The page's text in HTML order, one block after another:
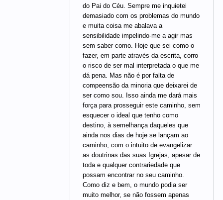
do Pai do Céu. Sempre me inquietei
demasiado com os problemas do mundo
e muita coisa me abalava a
sensibilidade impelindo-me a agir mas
sem saber como. Hoje que sei como o
fazer, em parte através da escrita, corro
o risco de ser mal interpretada o que me
dá pena. Mas não é por falta de
compeensão da minoria que deixarei de
ser como sou. Isso ainda me dará mais
força para prosseguir este caminho, sem
esquecer o ideal que tenho como
destino, à semelhança daqueles que
ainda nos dias de hoje se lançam ao
caminho, com o intuito de evangelizar
as doutrinas das suas Igrejas, apesar de
toda e qualquer contrariedade que
possam encontrar no seu caminho.
Como diz e bem, o mundo podia ser
muito melhor, se não fossem apenas